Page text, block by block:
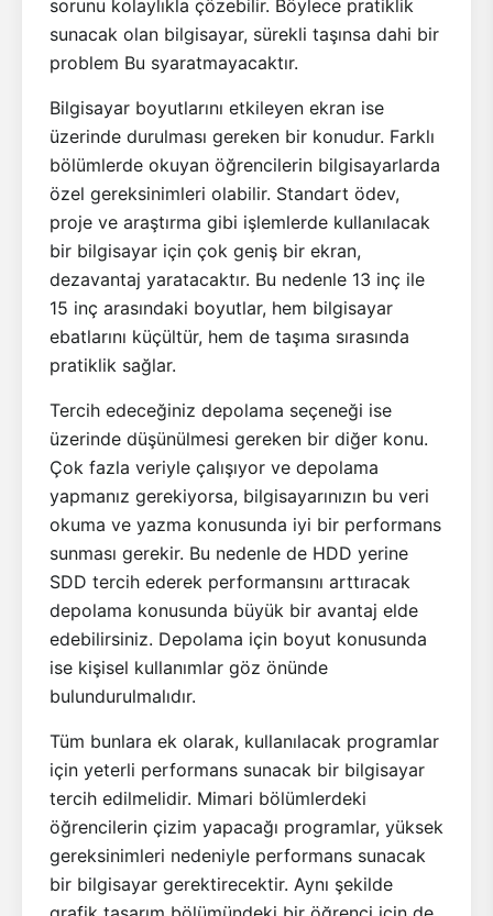
sorunu kolaylıkla çözebilir. Böylece pratiklik
sunacak olan bilgisayar, sürekli taşınsa dahi bir
problem Bu syaratmayacaktır.
Bilgisayar boyutlarını etkileyen ekran ise
üzerinde durulması gereken bir konudur. Farklı
bölümlerde okuyan öğrencilerin bilgisayarlarda
özel gereksinimleri olabilir. Standart ödev,
proje ve araştırma gibi işlemlerde kullanılacak
bir bilgisayar için çok geniş bir ekran,
dezavantaj yaratacaktır. Bu nedenle 13 inç ile
15 inç arasındaki boyutlar, hem bilgisayar
ebatlarını küçültür, hem de taşıma sırasında
pratiklik sağlar.
Tercih edeceğiniz depolama seçeneği ise
üzerinde düşünülmesi gereken bir diğer konu.
Çok fazla veriyle çalışıyor ve depolama
yapmanız gerekiyorsa, bilgisayarınızın bu veri
okuma ve yazma konusunda iyi bir performans
sunması gerekir. Bu nedenle de HDD yerine
SDD tercih ederek performansını arttıracak
depolama konusunda büyük bir avantaj elde
edebilirsiniz. Depolama için boyut konusunda
ise kişisel kullanımlar göz önünde
bulundurulmalıdır.
Tüm bunlara ek olarak, kullanılacak programlar
için yeterli performans sunacak bir bilgisayar
tercih edilmelidir. Mimari bölümlerdeki
öğrencilerin çizim yapacağı programlar, yüksek
gereksinimleri nedeniyle performans sunacak
bir bilgisayar gerektirecektir. Aynı şekilde